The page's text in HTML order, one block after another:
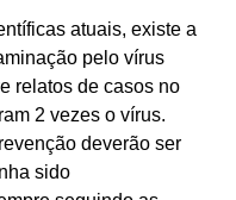
atuais, existe a
pelo vírus
relatos de casos no
2 vezes o vírus.
deverão ser
sido